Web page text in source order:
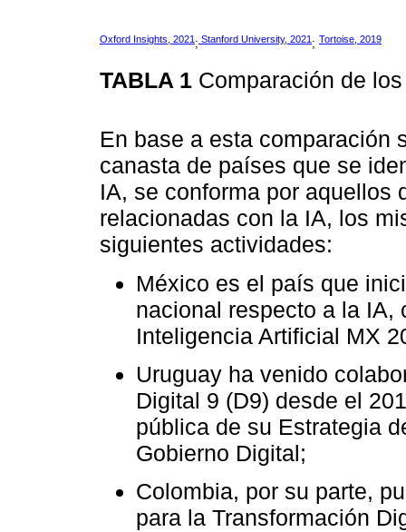
Oxford Insights, 2021 ; Stanford University, 2021 ; Tortoise, 2019
TABLA 1 Comparación de
En base a esta comparación
canasta de países que se
IA, se conforma por aquellos
relacionadas con la IA, los
siguientes actividades:
México es el país que
nacional respecto a la IA,
Inteligencia Artificial MX
Uruguay ha venido
Digital 9 (D9) desde el
pública de su Estrategia
Gobierno Digital;
Colombia, por su parte,
para la Transformación